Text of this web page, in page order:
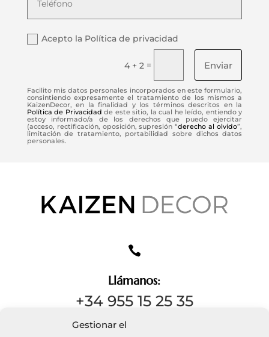
Gestionar el
Acepto la Política de privacidad
4 + 2 = Enviar
Facilito mis datos personales incorporados en este formulario,
consintiendo expresamente el tratamiento de los mismos a
KaizenDecor, en la finalidad y los términos descritos en la
Política de Privacidad de este sitio, la cual he leído, entiendo y
estoy informado/a de los derechos que puedo ejercitar
(acceso, rectificación, oposición, supresión “derecho al olvido”,
limitación de tratamiento, portabilidad sobre dichos datos
personales.

Llámanos:
+34 955 15 25 35